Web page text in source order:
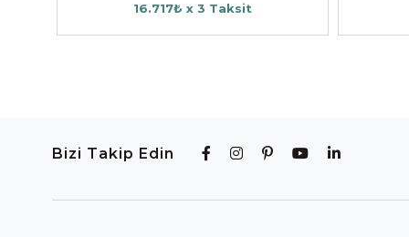
16.717₺ x 3 Taksit
Bizi Takip Edin